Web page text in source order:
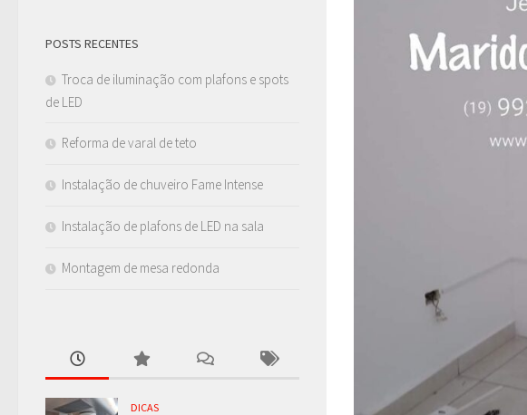
POSTS RECENTES
Troca de iluminação com plafons e spots
de LED
Reforma de varal de teto
Instalação de chuveiro Fame Intense
Instalação de plafons de LED na sala
Montagem de mesa redonda
DICAS